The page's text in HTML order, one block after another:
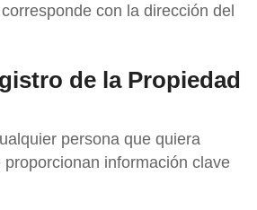
con la dirección del
de la Propiedad
persona que quiera
información clave